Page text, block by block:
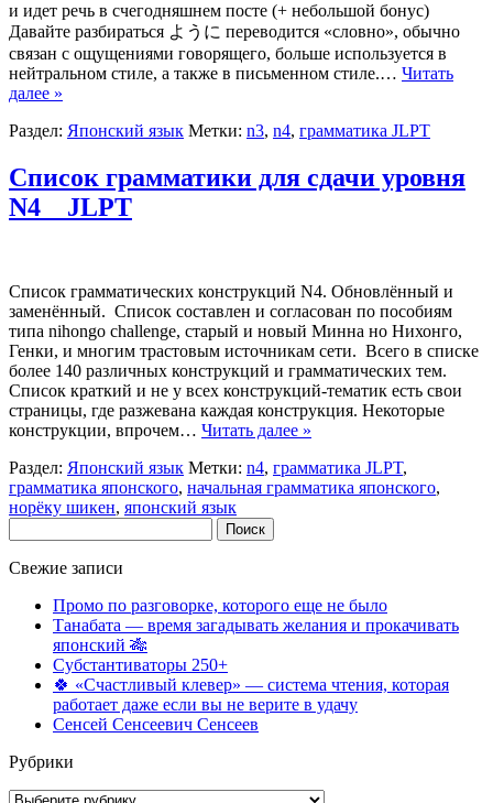
и идет речь в счегодняшнем посте (+ небольшой бонус)
Давайте разбираться ように переводится «словно», обычно
связан с ощущениями говорящего, больше используется в
нейтральном стиле, а также в письменном стиле.… Читать
далее »
Раздел: Японский язык Метки: n3, n4, грамматика JLPT
Список грамматики для сдачи уровня
N4 JLPT
Список грамматических конструкций N4. Обновлённый и
заменённый. Список составлен и согласован по пособиям
типа nihongo challenge, старый и новый Минна но Нихонго,
Генки, и многим трастовым источникам сети. Всего в списке
более 140 различных конструкций и грамматических тем.
Список краткий и не у всех конструкций-тематик есть свои
страницы, где разжевана каждая конструкция. Некоторые
конструкции, впрочем… Читать далее »
Раздел: Японский язык Метки: n4, грамматика JLPT,
грамматика японского, начальная грамматика японского,
норёку шикен, японский язык
Свежие записи
Промо по разговорке, которого еще не было
Танабата — время загадывать желания и прокачивать
японский 🎋
Субстантиваторы 250+
🍀 «Счастливый клевер» — система чтения, которая
работает даже если вы не верите в удачу
Сенсей Сенсеевич Сенсеев
Рубрики
Рубрики